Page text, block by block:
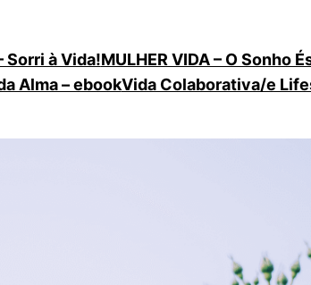
Sorri à Vida!MULHER VIDA – O Sonho
Alma – ebookVida Colaborativa/e